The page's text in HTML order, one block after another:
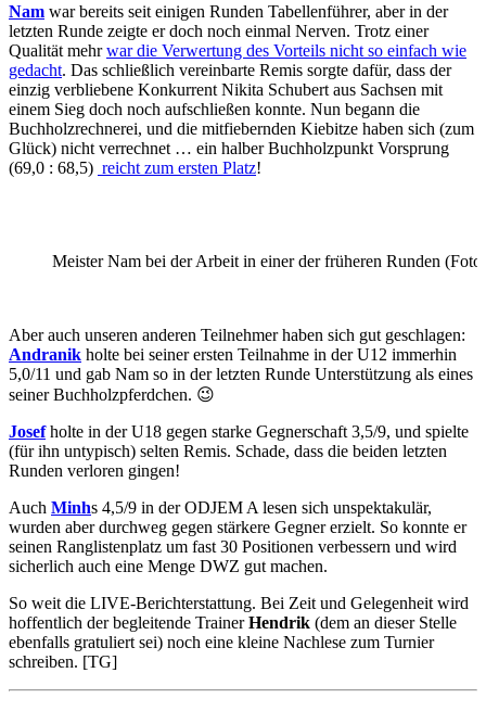
Nam war bereits seit einigen Runden Tabellenführer, aber in der
letzten Runde zeigte er doch noch einmal Nerven. Trotz einer
Qualität mehrwar die Verwertung des Vorteils nicht so einfach wie
gedacht. Das schließlich vereinbarte Remis sorgte dafür, dass der
einzig verbliebene Konkurrent Nikita Schubert aus Sachsen mit
einem Sieg doch noch aufschließen konnte. Nun begann die
Buchholzrechnerei, und die mitfiebernden Kiebitze haben sich (zum
Glück) nicht verrechnet … ein halber Buchholzpunkt Vorsprung
(69,0 : 68,5) reicht zum ersten Platz!
Meister Nam bei der Arbeit in einer der früheren Runden
Aber auch unseren anderen Teilnehmer haben sich gut geschlagen:
Andranik holte bei seiner ersten Teilnahme in der U12 immerhin
5,0/11 und gab Nam so in der letzten Runde Unterstützung als eines
seiner Buchholzpferdchen. 😉
Josef holte in der U18 gegen starke Gegnerschaft 3,5/9, und spielte
(für ihn untypisch) selten Remis. Schade, dass die beiden letzten
Runden verloren gingen!
Auch Minhs 4,5/9 in der ODJEM A lesen sich unspektakulär,
wurden aber durchweg gegen stärkere Gegner erzielt. So konnte er
seinen Ranglistenplatz um fast 30 Positionen verbessern und wird
sicherlich auch eine Menge DWZ gut machen.
So weit die LIVE-Berichterstattung. Bei Zeit und Gelegenheit wird
hoffentlich der begleitende TrainerHendrik (dem an dieser Stelle
ebenfalls gratuliert sei) noch eine kleine Nachlese zum Turnier
schreiben. [TG]